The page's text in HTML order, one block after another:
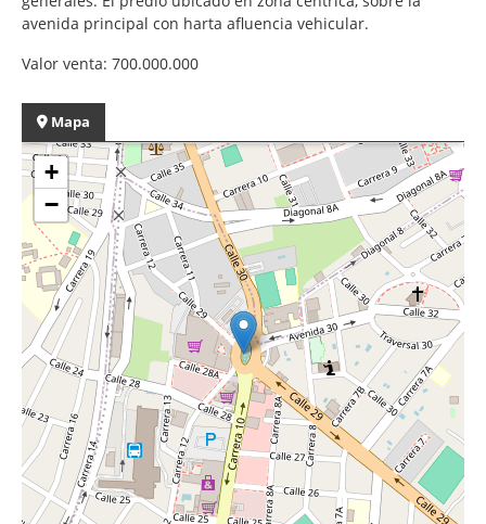
avenida principal con harta afluencia vehicular.
Valor venta: 700.000.000
Mapa
+
−